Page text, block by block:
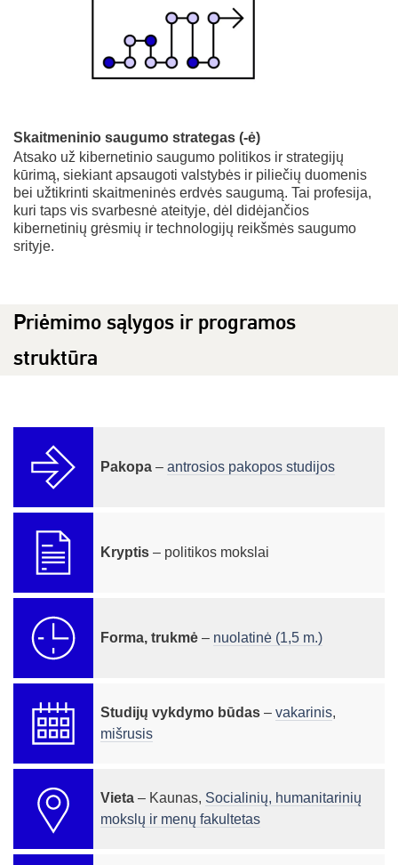
Skaitmeninio saugumo strategas (-ė)
Atsako už kibernetinio saugumo politikos ir strategijų
kūrimą, siekiant apsaugoti valstybės ir piliečių duomenis
bei užtikrinti skaitmeninės erdvės saugumą. Tai profesija,
kuri taps vis svarbesnė ateityje, dėl didėjančios
kibernetinių grėsmių ir technologijų reikšmės saugumo
srityje.
Priėmimo sąlygos ir programos
struktūra
Pakopa – antrosios pakopos studijos
Kryptis – politikos mokslai
Forma, trukmė – nuolatinė (1,5 m.)
Studijų vykdymo būdas – vakarinis,
mišrusis
Vieta – Kaunas, Socialinių, humanitarinių
mokslų ir menų fakultetas